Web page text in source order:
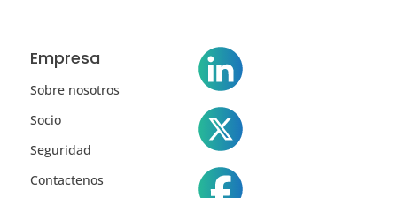
Empresa
Sobre nosotros
Socio
Seguridad
Contactenos